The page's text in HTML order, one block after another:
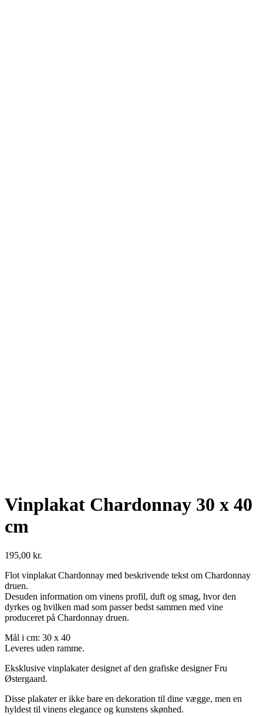
Vinplakat Chardonnay 30 x 40
cm
195,00 kr.
Flot vinplakat Chardonnay med beskrivende tekst om Chardonnay
druen.
Desuden information om vinens profil, duft og smag, hvor den
dyrkes og hvilken mad som passer bedst sammen med vine
produceret på Chardonnay druen.
Mål i cm: 30 x 40
Leveres uden ramme.
Eksklusive vinplakater designet af den grafiske designer Fru
Østergaard.
Disse plakater er ikke bare en dekoration til dine vægge, men en
hyldest til vinens elegance og kunstens skønhed.